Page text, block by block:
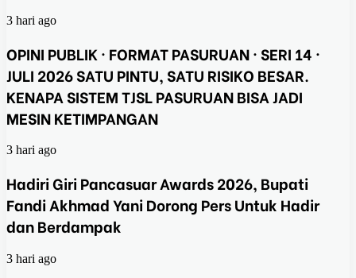
3 hari ago
OPINI PUBLIK · FORMAT PASURUAN · SERI 14 ·
JULI 2026 SATU PINTU, SATU RISIKO BESAR.
KENAPA SISTEM TJSL PASURUAN BISA JADI
MESIN KETIMPANGAN
3 hari ago
Hadiri Giri Pancasuar Awards 2026, Bupati
Fandi Akhmad Yani Dorong Pers Untuk Hadir
dan Berdampak
3 hari ago